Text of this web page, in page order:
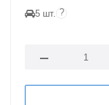
5 шт. ?